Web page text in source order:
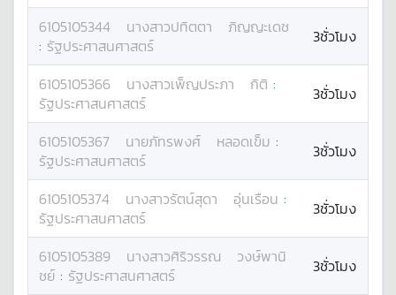
6105105344 นางสาวปทิตตา
ภิญญะเดช
: รัฐประศาสนศาสตร์ 3ชั่วโมง
6105105366 นางสาวเพ็ญประภา กิติ :
รัฐประศาสนศาสตร์
3ชั่วโมง
6105105367 นายภัทรพงศ์ หลอดเข็ม :
รัฐประศาสนศาสตร์
3ชั่วโมง
6105105374 นางสาวรัตน์สุดา อุ่นเรือน :
รัฐประศาสนศาสตร์
3ชั่วโมง
6105105389 นางสาวศิริวรรณ
วงษ์พานิ
ชย์ : รัฐประศาสนศาสตร์ 3ชั่วโมง